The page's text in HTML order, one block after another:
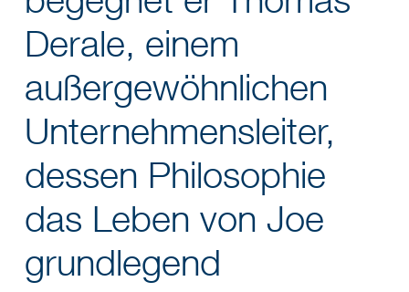
Derale, einem
außergewöhnlichen
Unternehmensleiter,
dessen Philosophie
das Leben von Joe
grundlegend